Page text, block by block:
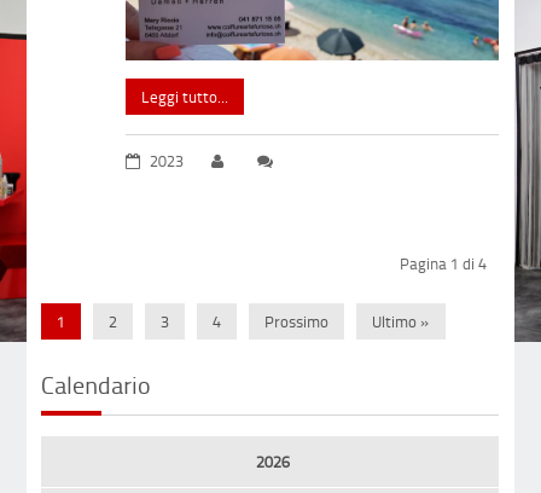
Leggi tutto...
2023
Pagina 1 di 4
1 2 3 4 Prossimo Ultimo »
Calendario
2026